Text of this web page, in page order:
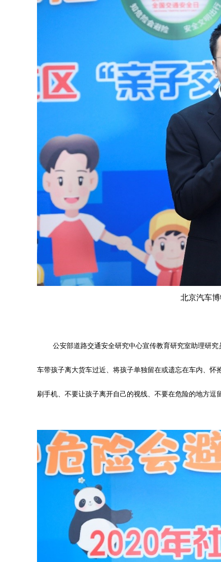
北京汽车
公安部道路交通安全研究中心宣传教育研究室助理研
车带孩子离大货车过近、将孩子单独留在或遗忘在车内、
刷手机、不要让孩子离开自己的视线、不要在危险的地方逗